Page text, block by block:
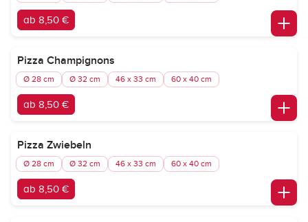
ab 8,50 €
Pizza Champignons
Ø 28 cm Ø 32 cm 46 x 33 cm 60 x 40 cm
ab 8,50 €
Pizza Zwiebeln
Ø 28 cm Ø 32 cm 46 x 33 cm 60 x 40 cm
ab 8,50 €